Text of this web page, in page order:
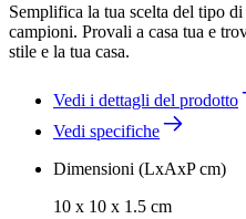
Semplifica la tua scelta del tipo
campioni. Provali a casa tua e
stile e la tua casa.
Vedi i dettagli del prodotto
Vedi specifiche
Dimensioni (LxAxP cm)
10 x 10 x 1.5 cm